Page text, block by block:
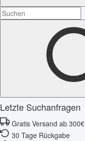
Letzte Suchanfragen
Gratis Versand ab 300€
30 Tage Rückgabe